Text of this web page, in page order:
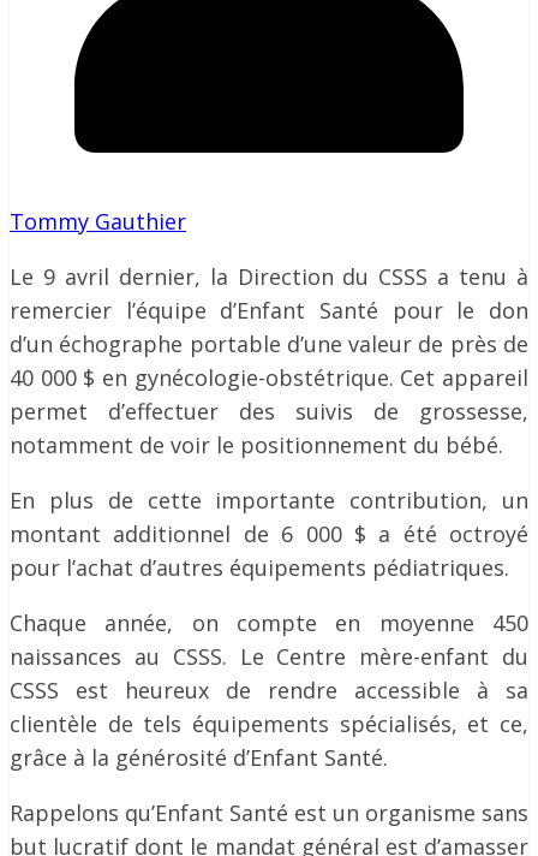
Tommy Gauthier
Le 9 avril dernier, la Direction du CSSS a tenu à
remercier l’équipe d’Enfant Santé pour le don
d’un échographe portable d’une valeur de près de
40 000 $ en gynécologie-obstétrique. Cet appareil
permet d’effectuer des suivis de grossesse,
notamment de voir le positionnement du bébé.
En plus de cette importante contribution, un
montant additionnel de 6 000 $ a été octroyé
pour l’achat d’autres équipements pédiatriques.
Chaque année, on compte en moyenne 450
naissances au CSSS. Le Centre mère-enfant du
CSSS est heureux de rendre accessible à sa
clientèle de tels équipements spécialisés, et ce,
grâce à la générosité d’Enfant Santé.
Rappelons qu’Enfant Santé est un organisme sans
but lucratif dont le mandat général est d’amasser